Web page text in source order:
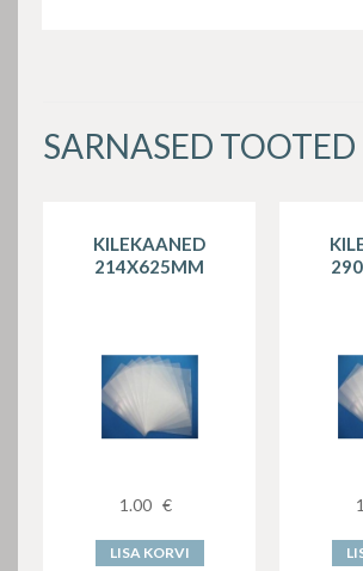
SARNASED TOOTED
KILEKAANED
214X625MM
1.00 €
LISA KORVI